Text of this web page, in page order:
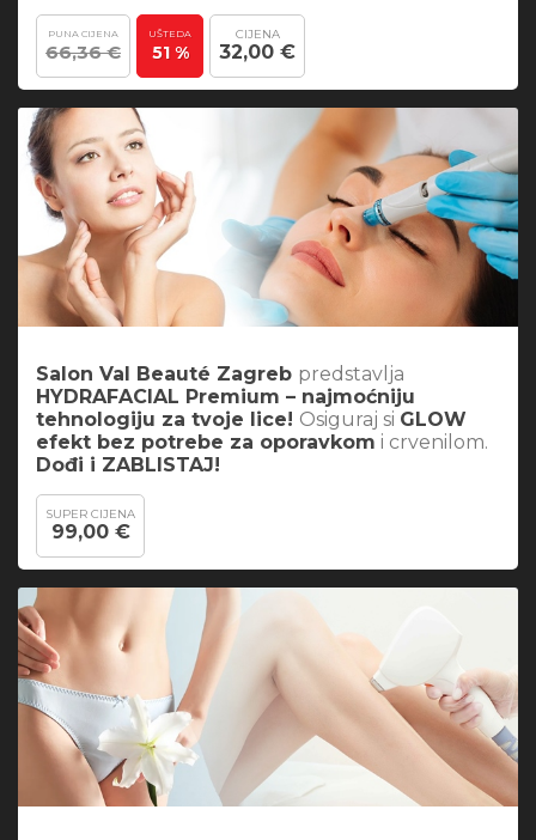
PUNA CIJENA
66,36 €
UŠTEDA
51 %
CIJENA
32,00 €
Salon Val Beauté Zagreb predstavlja
HYDRAFACIAL Premium – najmoćniju
tehnologiju za tvoje lice! Osiguraj si GLOW
efekt bez potrebe za oporavkom i crvenilom.
Dođi i ZABLISTAJ!
SUPER CIJENA
99,00 €